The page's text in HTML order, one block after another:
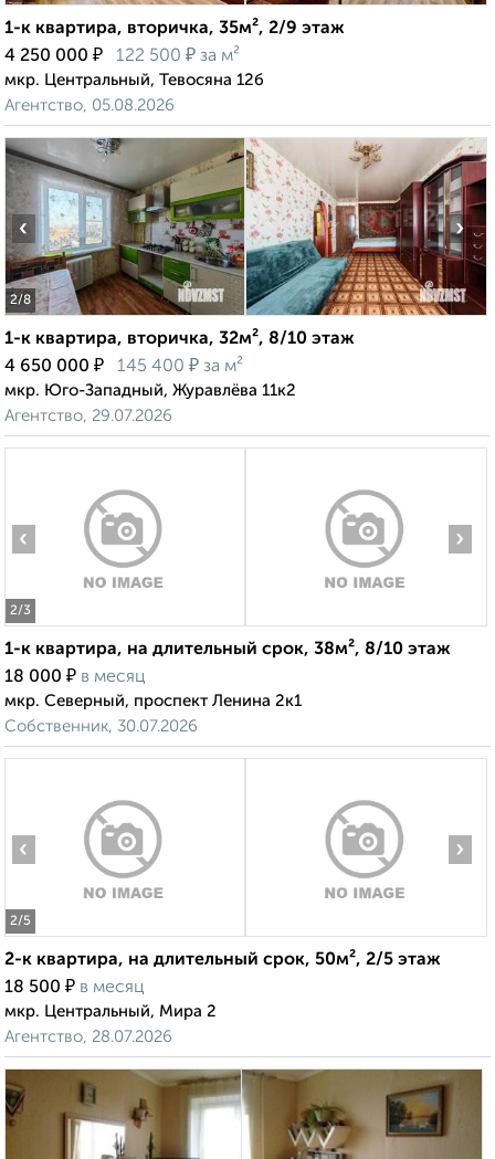
1-к квартира, вторичка, 35м², 2/9 этаж
4 250 000 ₽ 122 500 ₽ за м²
мкр. Центральный, Тевосяна 12б
Агентство, 05.08.2026
2/8
‹ ›
1-к квартира, вторичка, 32м², 8/10 этаж
4 650 000 ₽ 145 400 ₽ за м²
мкр. Юго-Западный, Журавлёва 11к2
Агентство, 29.07.2026
2/3
‹ ›
1-к квартира, на длительный срок, 38м², 8/10 этаж
18 000 ₽ в месяц
мкр. Северный, проспект Ленина 2к1
Собственник, 30.07.2026
2/5
‹ ›
2-к квартира, на длительный срок, 50м², 2/5 этаж
18 500 ₽ в месяц
мкр. Центральный, Мира 2
Агентство, 28.07.2026